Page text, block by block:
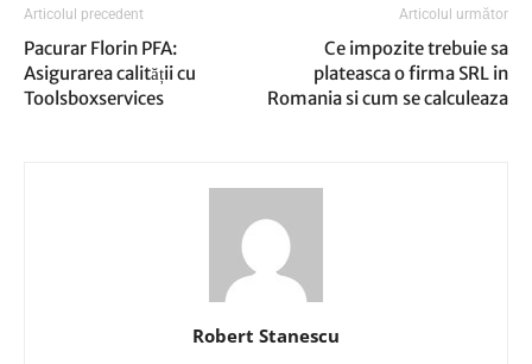
Articolul precedent
Pacurar Florin PFA:
Asigurarea calității cu
Toolsboxservices
Articolul următor
Ce impozite trebuie sa
plateasca o firma SRL in
Romania si cum se calculeaza
Robert Stanescu